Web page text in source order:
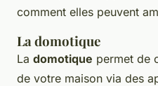
comment elles peuvent
La domotique
La domotique permet de
de votre maison via des